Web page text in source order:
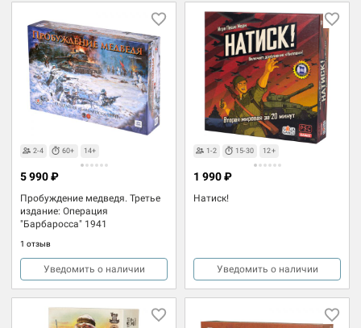
2-4 60+ 14+
Пробуждение медведя. Третье
издание: Операция
"Барбаросса" 1941
1 отзыв
5 990 ₽
Уведомить о наличии
1-2 15-30 12+
Натиск!
1 990 ₽
Уведомить о наличии